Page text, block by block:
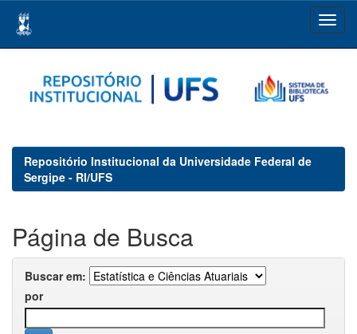
navigation
Repositório Institucional da Universidade Federal de
Sergipe - RI/UFS
Página de Busca
Buscar em:
por